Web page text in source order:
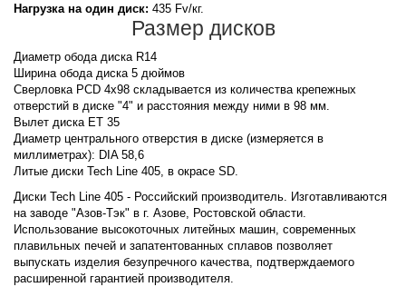
Нагрузка на один диск: 435 Fv/кг.
Размер дисков
Диаметр обода диска R14
Ширина обода диска 5 дюймов
Сверловка PCD 4x98 складывается из количества крепежных
отверстий в диске "4" и расстояния между ними в 98 мм.
Вылет диска ET 35
Диаметр центрального отверстия в диске (измеряется в
миллиметрах): DIA 58,6
Литые диски Tech Line 405, в окрасе SD.
Диски Tech Line 405 - Российский производитель. Изготавливаются
на заводе "Азов-Тэк" в г. Азове, Ростовской области.
Использование высокоточных литейных машин, современных
плавильных печей и запатентованных сплавов позволяет
выпускать изделия безупречного качества, подтверждаемого
расширенной гарантией производителя.